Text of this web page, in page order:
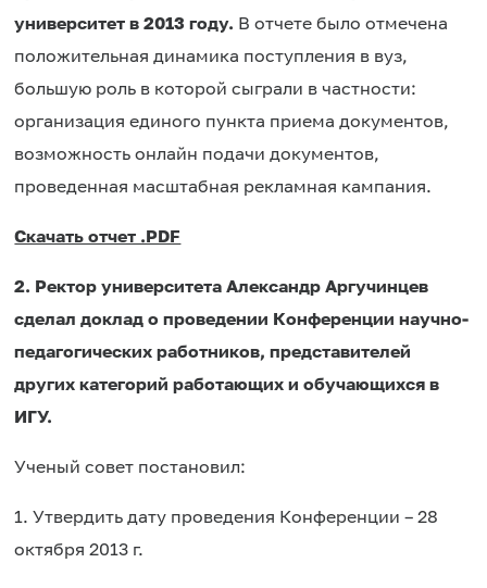
университет в 2013 году. В отчете было отмечена
положительная динамика поступления в вуз,
большую роль в которой сыграли в частности:
организация единого пункта приема документов,
возможность онлайн подачи документов,
проведенная масштабная рекламная кампания.
Скачать отчет .PDF
2. Ректор университета Александр Аргучинцев
сделал доклад о проведении Конференции научно-
педагогических работников, представителей
других категорий работающих и обучающихся в
ИГУ.
Ученый совет постановил:
1. Утвердить дату проведения Конференции – 28
октября 2013 г.